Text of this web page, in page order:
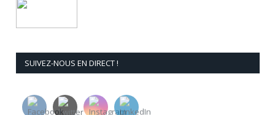
SUIVEZ-NOUS EN DIRECT !